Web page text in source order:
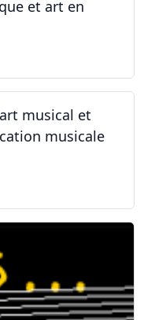
et art en
musical et
musicale